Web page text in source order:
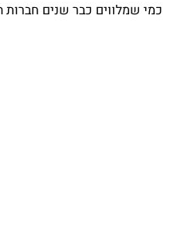
שמלווים כבר שנים חברות